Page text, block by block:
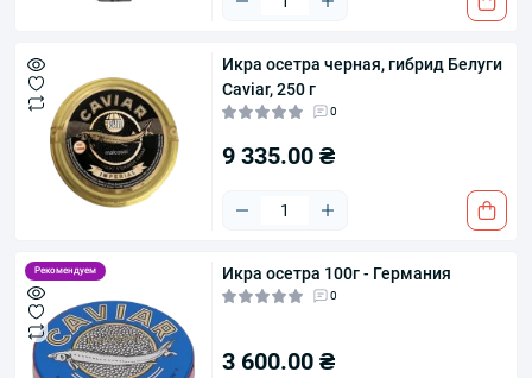
Икра осетра черная, гибрид Белуги
Caviar, 250 г
0
9 335.00 ₴
Рекомендуем Икра осетра 100г - Германия
0
3 600.00 ₴